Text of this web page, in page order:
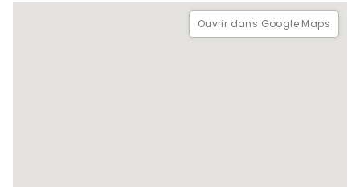
Ouvrir dans Google Maps